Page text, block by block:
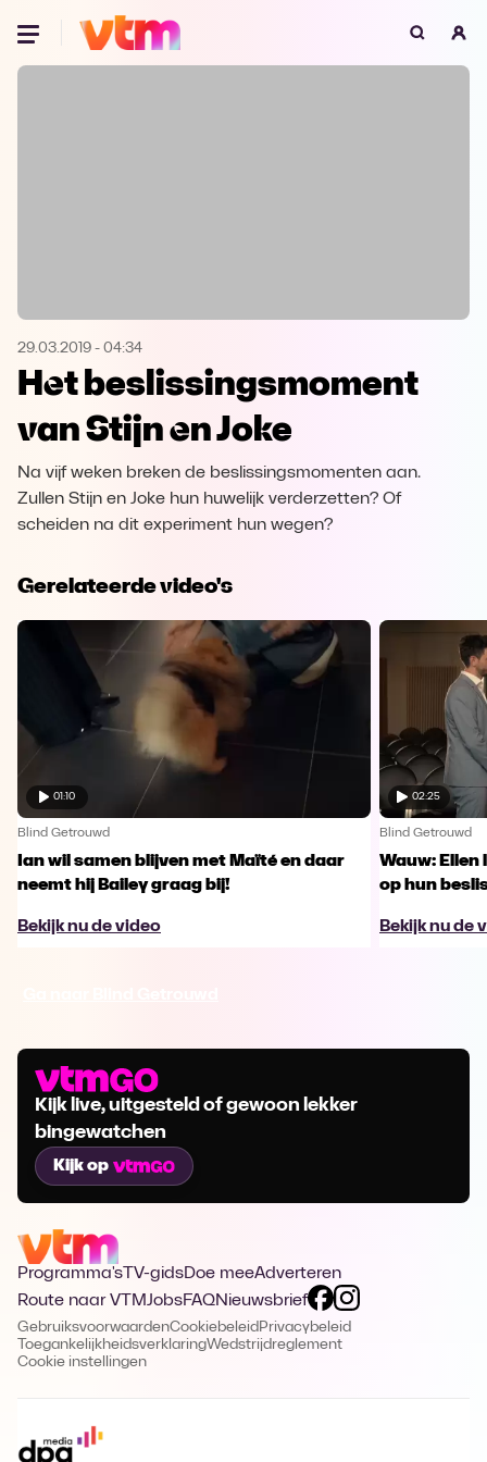
Oeps, browser niet ondersteund
Microsoft Edge Download
Opera
29.03.2019 - 04:34
Het beslissingsmoment
van Stijn en Joke
Na vijf weken breken de beslissingsmomenten aan.
Zullen Stijn en Joke hun huwelijk verderzetten? Of
scheiden na dit experiment hun wegen?
Gerelateerde video's
01:10
Blind Getrouwd
Ian wil samen blijven met Maïté en daar
neemt hij Bailey graag bij!
Bekijk nu de video
02:25
Blind Getrouwd
Wauw:
op hun
Bekijk nu de
Kijk live, uitgesteld of gewoon lekker
bingewatchen
Kijk op
Programma's TV-gidsDoe meeAdverteren
Route naar VTMJobsFAQNieuwsbrief
GebruiksvoorwaardenCookiebeleid Privacybeleid
ToegankelijkheidsverklaringWedstrijdreglement
Cookie instellingen